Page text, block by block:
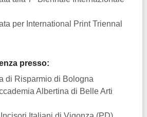
per International Print Triennal
presso:
di Risparmio di Bologna
Albertina di Belle Arti